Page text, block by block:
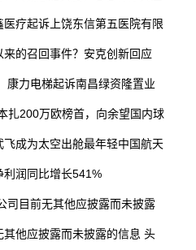
医疗起诉上饶东信第五医院有限
的召回事件？安克创新回应
康力电梯起诉南昌绿资隆置业
扎200万欧榜首，向余望国内球
成为太空出舱最年轻中国航天
润同比增长541%
司目前无其他应披露而未披露
他应披露而未披露的信息 头